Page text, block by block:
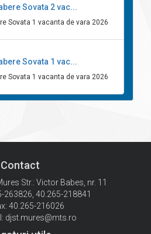
Sovata 2 vac...
Sovata 1 vacanta de vara 2026
Sovata 1 vac...
Sovata 1 vacanta de vara 2026
Contact
Str.: Victor Babes, nr. 11
263826, 40.265-218841
40.265-216026
djst.mures@mts.ro